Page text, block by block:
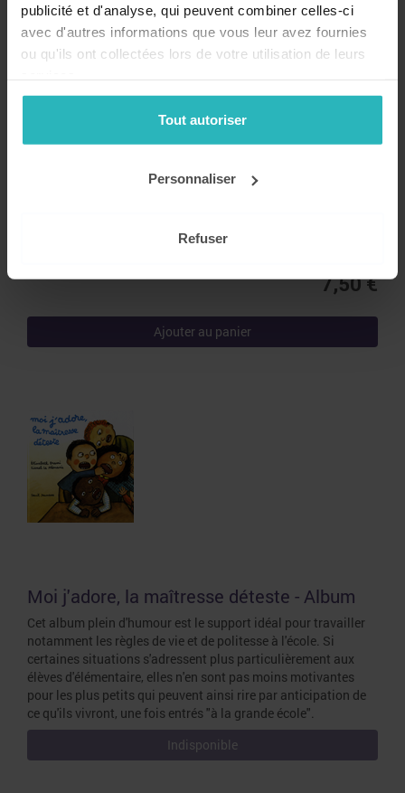
publicité et d'analyse, qui peuvent combiner celles-ci
avec d'autres informations que vous leur avez fournies
ou qu'ils ont collectées lors de votre utilisation de leurs
Tout autoriser
Personnaliser
Refuser
La Fleur du Potager - Album
retrouve au centre de toutes les conversations. Mais qui est-
7,50 €
Ajouter au panier
Moi j'adore, la maîtresse déteste - Album
Cet album plein d'humour est le support idéal pour travailler
notamment les règles de vie et de politesse à l'école. Si
certaines situations s'adressent plus particulièrement aux
élèves d'élémentaire, elles n'en sont pas moins motivantes
pour les plus petits qui peuvent ainsi rire par anticipation de
ce qu'ils vivront, une fois entrés "à la grande école".
Indisponible